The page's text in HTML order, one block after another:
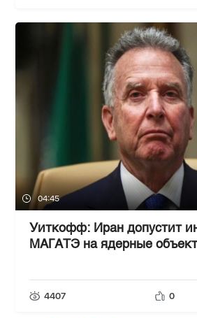
04:45
Уиткофф: Иран допустит
МАГАТЭ на ядерные
4407 0